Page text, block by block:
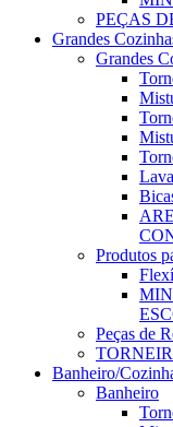
PEÇAS
Grandes
Grandes
Produtos
Peças de
Banheiro/
Banheiro